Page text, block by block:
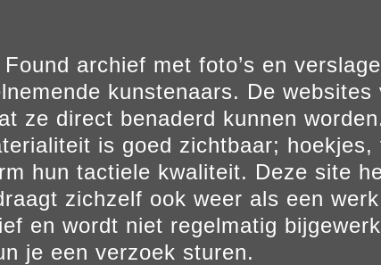
archief met foto’s en
kunstenaars. De
ze direct benaderd kunnen
is goed zichtbaar;
hun tactiele kwaliteit. Deze site
zichzelf ook weer als een
en wordt niet regelmatig
je een verzoek sturen.